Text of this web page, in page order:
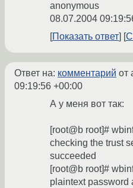
anonymous
08.07.2004
Показать ответ
Ответ на: комментарий от
09:19:56 +00:00
А у меня вот так:
[root@b root]#
checking the trust
succeeded
[root@b root]#
plaintext password